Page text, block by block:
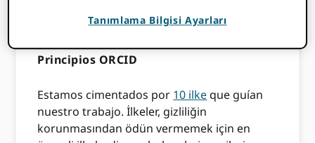
sürekli operasyonların son noktalarında.
Principios ORCID
Estamos cimentados por 10 ilkeque guían
nuestro trabajo. İlkeler, gizliliğin
korunmasından ödün vermemek için en
Tanımlama Bilgisi Ayarları